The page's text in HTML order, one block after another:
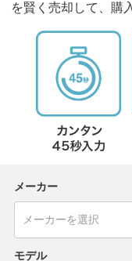
を賢く売却して、購
メーカー
モデル